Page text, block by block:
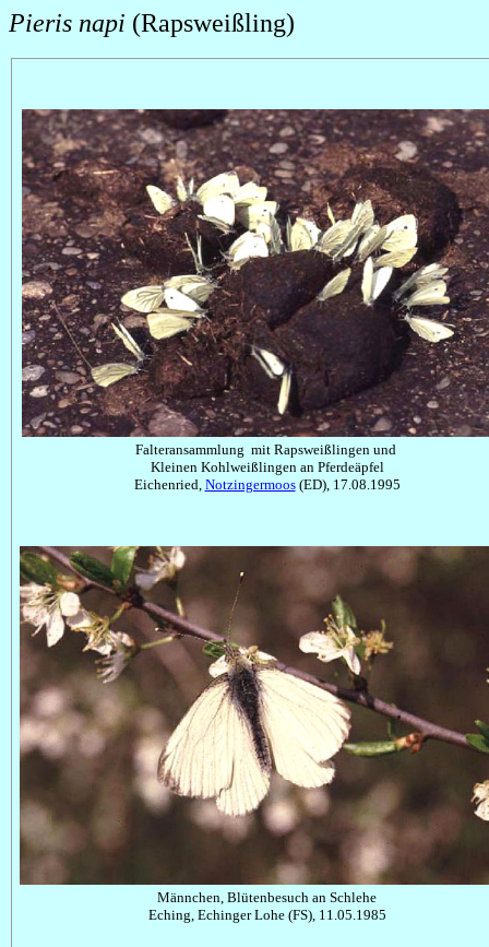
Pieris napi (Rapsweißling)
Falteransammlung mit Rapsweißlingen und
Kleinen Kohlweißlingen an Pferdeäpfel
Eichenried, Notzingermoos(ED), 17.08.1995
Männchen, Blütenbesuch an Schlehe
Eching, Echinger Lohe (FS), 11.05.1985